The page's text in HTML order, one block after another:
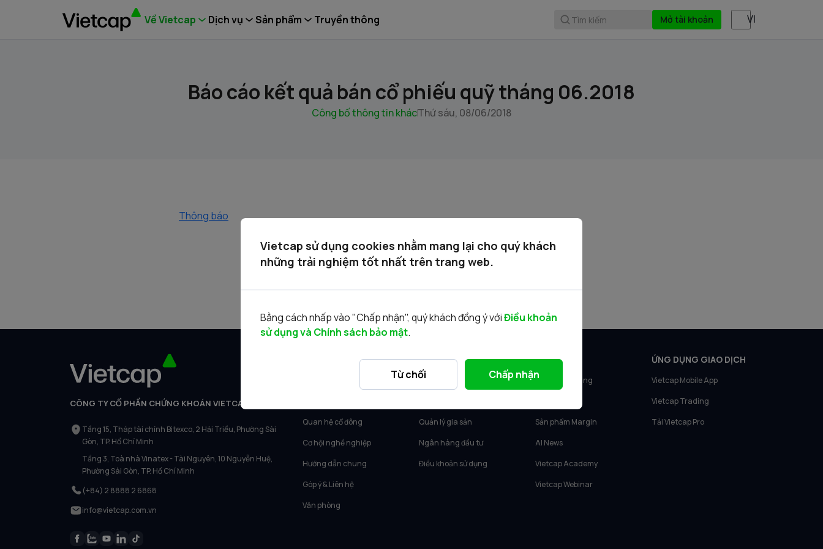
Về Vietcap Dịch vụ Sản phẩm Truyền thông Tìm kiếm Mở tài khoản
Báo cáo kết quả bán cổ phiếu quỹ tháng 06.2018
Công bố thông tin khácThứ sáu, 08/06/2018
Thông báo
CÔNG TY CỔ PHẦN CHỨNG KHOÁN VIETCAP
Tầng 15, Tháp tài chính Bitexco, 2 Hải Triều, Phường Sài
Gòn, TP. Hồ Chí Minh
Tầng 3, Toà nhà Vinatex - Tài Nguyên, 10 Nguyễn Huệ,
Phường Sài Gòn, TP. Hồ Chí Minh
(+84) 2 8888 2 6868
info@vietcap.com.vn
Quan hệ cổ đông
Cơ hội nghề nghiệp
Hướng dẫn chung
Góp ý & Liên hệ
Văn phòng
DỊCH VỤ
Tư vấn KH Cá nhân
Quản lý gia sản
Ngân hàng đầu tư
Điều khoản sử dụng
SẢN PHẨM
Vietcap Trading
Sản phẩm Margin
AI News
Vietcap Academy
Vietcap Webinar
ỨNG DỤNG GIAO DỊCH
Vietcap Mobile App
Vietcap Trading
Tải Vietcap Pro
Vietcap sử dụng cookies nhằm mang lại cho quý khách
những trải nghiệm tốt nhất trên trang web.
Bằng cách nhấp vào "Chấp nhận", quý khách đồng ý vớiĐiều khoản
sử dụng và Chính sách bảo mật.
Từ chối Chấp nhận